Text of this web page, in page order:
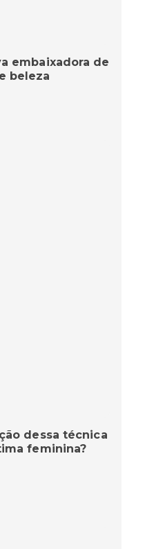
embaixadora de
beleza
dessa técnica
feminina?